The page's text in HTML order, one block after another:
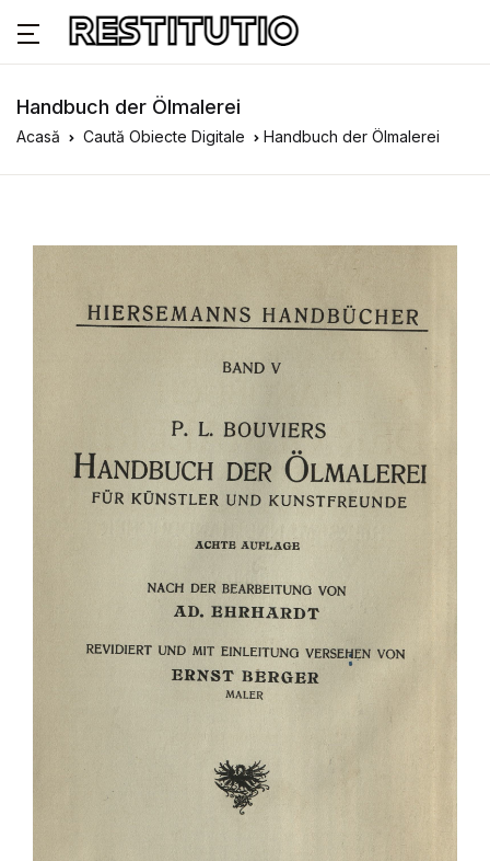
Handbuch der Ölmalerei
Acasă Caută Obiecte Digitale Handbuch der Ölmalerei